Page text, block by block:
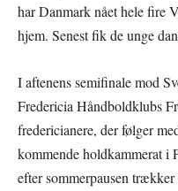
har Danmark nået hele fire
hjem. Senest fik de unge
I aftenens semifinale mod
Fredericia Håndboldklubs
fredericianere, der følger
kommende holdkammerat i
efter sommerpausen